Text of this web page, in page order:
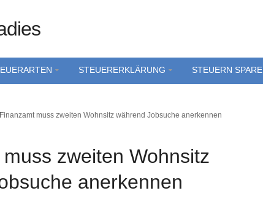
STEUERERKLÄRUNG STEUERN
Finanzamt muss zweiten Wohnsitz während Jobsuche anerkennen
zweiten Wohnsitz
anerkennen